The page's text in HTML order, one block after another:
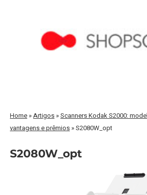
Home »Artigos »Scanners Kodak S2000:
vantagens e prêmios »S2080W_opt
S2080W_opt